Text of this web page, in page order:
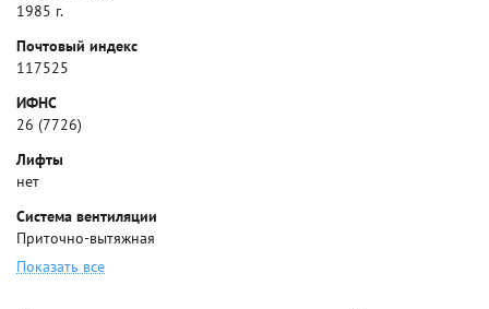
1985 г.
Почтовый индекс
117525
ИФНС
26 (7726)
Лифты
нет
Система вентиляции
Приточно-вытяжная
Показать все